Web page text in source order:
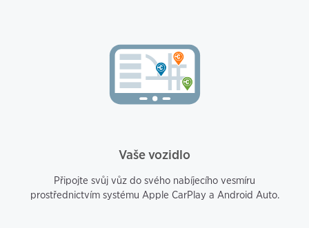
Vaše vozidlo
Připojte svůj vůz do svého nabíjecího vesmíru
prostřednictvím systému Apple CarPlay a Android Auto.